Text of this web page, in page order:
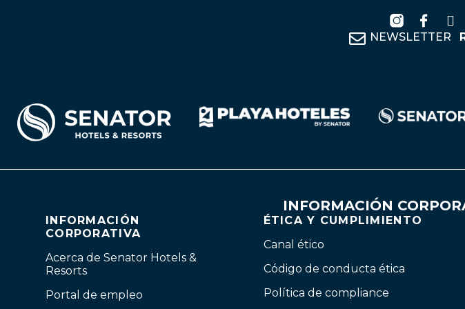
NEWSLETTER
INFORMACIÓN
INFORMACIÓN
CORPORATIVA
Acerca de Senator Hotels &
Resorts
Portal de empleo
ÉTICA Y CUMPLIMIENTO
Canal ético
Código de conducta ética
Política de compliance